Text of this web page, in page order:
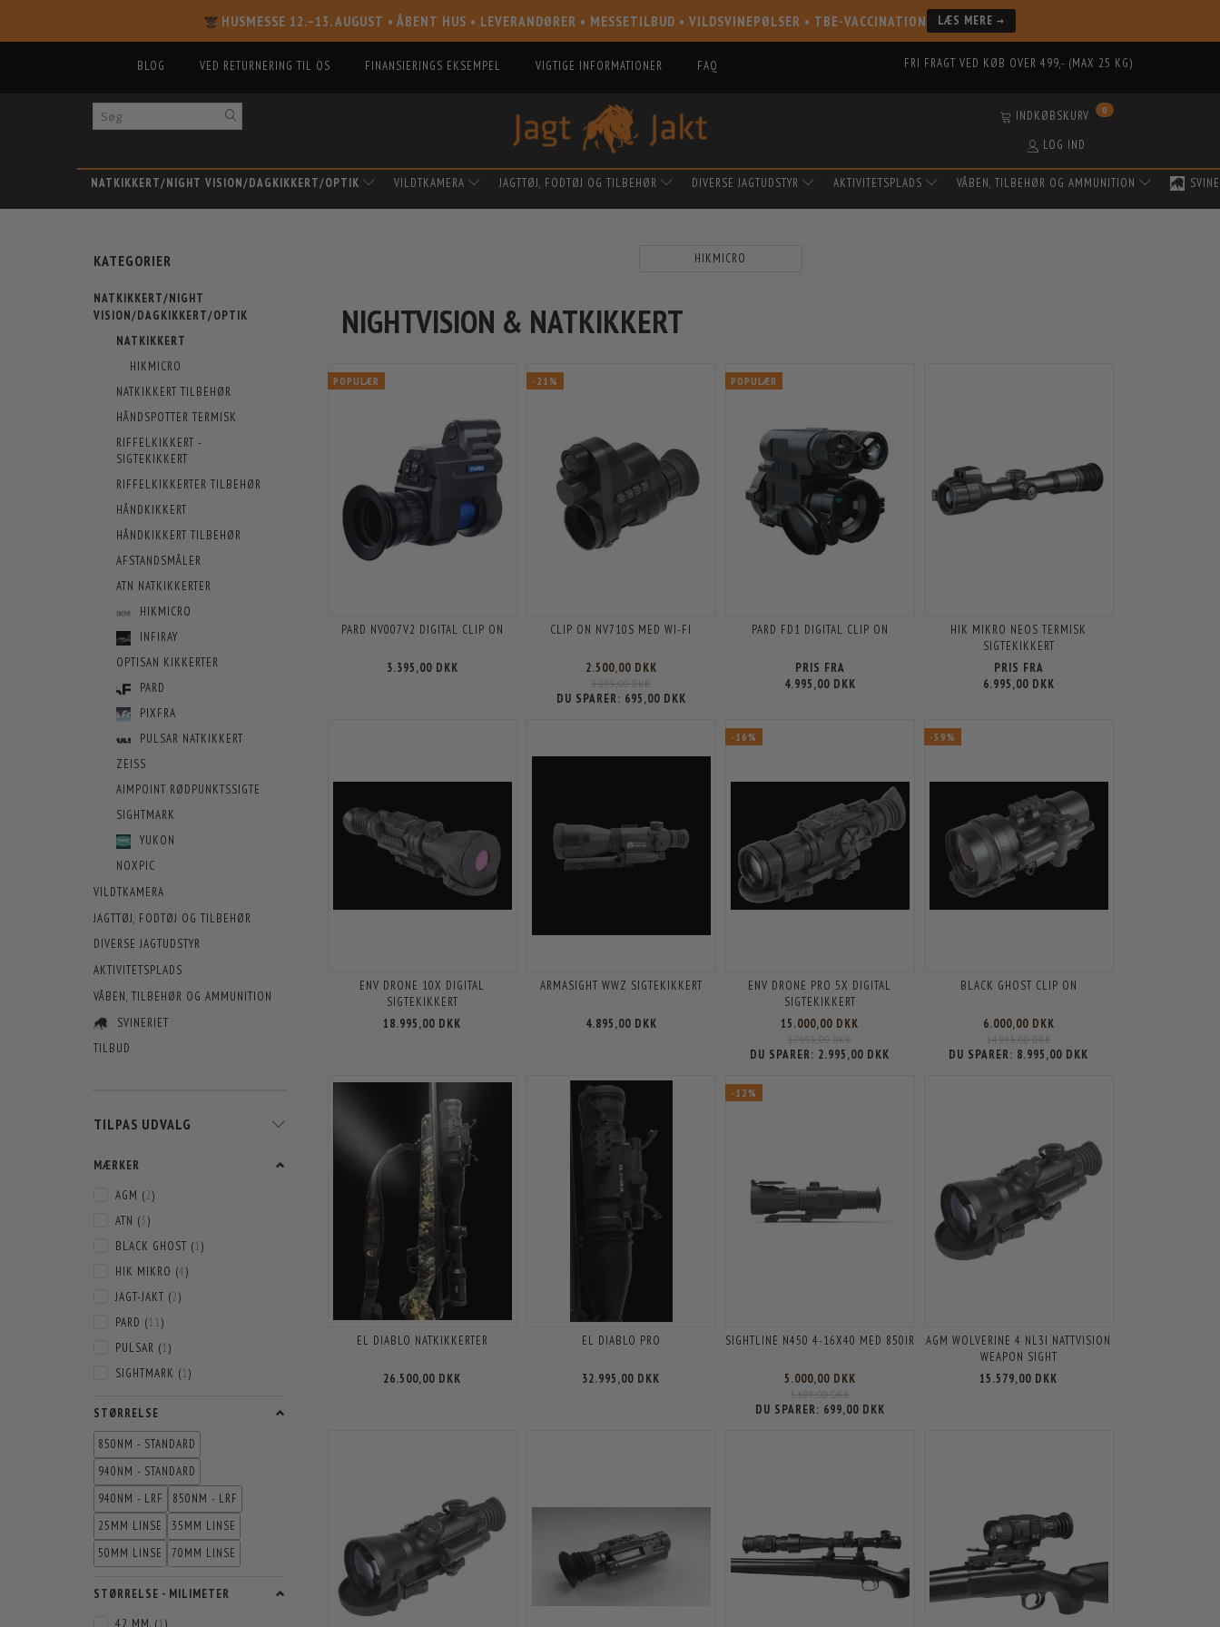
HUSMESSE 12.–13. AUGUST • ÅBENT HUS • LEVERANDØRER • MESSETILBUD • VILDSVINEPØLSER • TBE-VACCINATION LÆS MERE →
BLOG VED RETURNERING TIL OS FINANSIERINGS EKSEMPEL VIGTIGE INFORMATIONER FAQ FRI FRAGT VED KØB OVER 499,- (MAX 25 KG)
INDKØBSKURV 0
LOG IND
NATKIKKERT/NIGHT VISION/DAGKIKKERT/OPTIK VILDTKAMERA JAGTTØJ, FODTØJ OG TILBEHØR DIVERSE JAGTUDSTYR AKTIVITETSPLADS VÅBEN, TILBEHØR OG AMMUNITION
KATEGORIER
NATKIKKERT/NIGHT
VISION/DAGKIKKERT/OPTIK
NATKIKKERT
HIKMICRO
NATKIKKERT TILBEHØR
HÅNDSPOTTER TERMISK
RIFFELKIKKERT -
SIGTEKIKKERT
RIFFELKIKKERTER TILBEHØR
HÅNDKIKKERT
HÅNDKIKKERT TILBEHØR
AFSTANDSMÅLER
ATN NATKIKKERTER
HIKMICRO
INFIRAY
OPTISAN KIKKERTER
PARD
PIXFRA
PULSAR NATKIKKERT
ZEISS
AIMPOINT RØDPUNKTSSIGTE
SIGHTMARK
YUKON
NOXPIC
VILDTKAMERA
JAGTTØJ, FODTØJ OG TILBEHØR
DIVERSE JAGTUDSTYR
AKTIVITETSPLADS
VÅBEN, TILBEHØR OG AMMUNITION
SVINERIET
TILBUD
TILPAS UDVALG
MÆRKER
AGM (2)
ATN (3)
BLACK GHOST (1)
HIK MIKRO (4)
JAGT-JAKT (2)
PARD (11)
PULSAR (1)
SIGHTMARK (1)
STØRRELSE
850NM - STANDARD
940NM - STANDARD
940NM - LRF
850NM - LRF
25MM LINSE
35MM LINSE
50MM LINSE
70MM LINSE
STØRRELSE - MILIMETER
42 MM. (1)
HIKMICRO
NIGHTVISION & NATKIKKERT
POPULÆR
PARD NV007V2 DIGITAL CLIP ON
3.395,00 DKK
-21%
CLIP ON NV710S MED WI-FI
2.500,00 DKK
3.195,00 DKK
DU SPARER: 695,00 DKK
POPULÆR
PARD FD1 DIGITAL CLIP ON
PRIS FRA
4.995,00 DKK
HIK MIKRO NEOS TERMISK
SIGTEKIKKERT
PRIS FRA
6.995,00 DKK
ENV DRONE 10X DIGITAL
SIGTEKIKKERT
18.995,00 DKK
ARMASIGHT WWZ SIGTEKIKKERT
4.895,00 DKK
-16%
ENV DRONE PRO 5X DIGITAL
SIGTEKIKKERT
15.000,00 DKK
17.995,00 DKK
DU SPARER: 2.995,00 DKK
-59%
BLACK GHOST CLIP ON
6.000,00 DKK
14.995,00 DKK
DU SPARER: 8.995,00 DKK
EL DIABLO NATKIKKERTER
26.500,00 DKK
EL DIABLO PRO
32.995,00 DKK
-12%
SIGHTLINE N450 4-16X40 MED 850IR
5.000,00 DKK
5.699,00 DKK
DU SPARER: 699,00 DKK
AGM WOLVERINE 4 NL3I NATTVISION
WEAPON SIGHT
15.579,00 DKK